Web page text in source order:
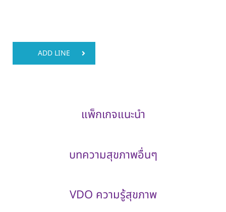
ADD LINE
แพ็กเกจแนะนำ
บทความสุขภาพอื่นๆ
VDO ความรู้สุขภาพ